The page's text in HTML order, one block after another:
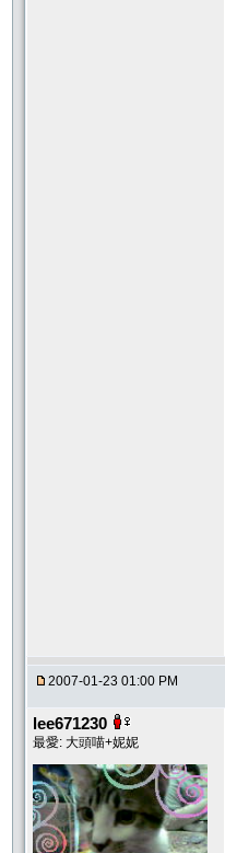
2007-01-23 01:00 PM
lee671230
最愛: 大頭喵+妮妮